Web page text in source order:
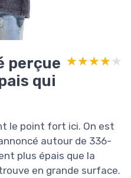
perçue
qui
★★★★★
★★★★★
le point fort ici. On est
autour de 336-
plus épais que la
en grande surface.